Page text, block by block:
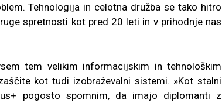
Tehnologija in celotna družba se tako hitro
spretnosti kot pred 20 leti in v prihodnje nas
tem velikim informacijskim in tehnološkim
kot tudi izobraževalni sistemi. »Kot stalni
pogosto spomnim, da imajo diplomanti z